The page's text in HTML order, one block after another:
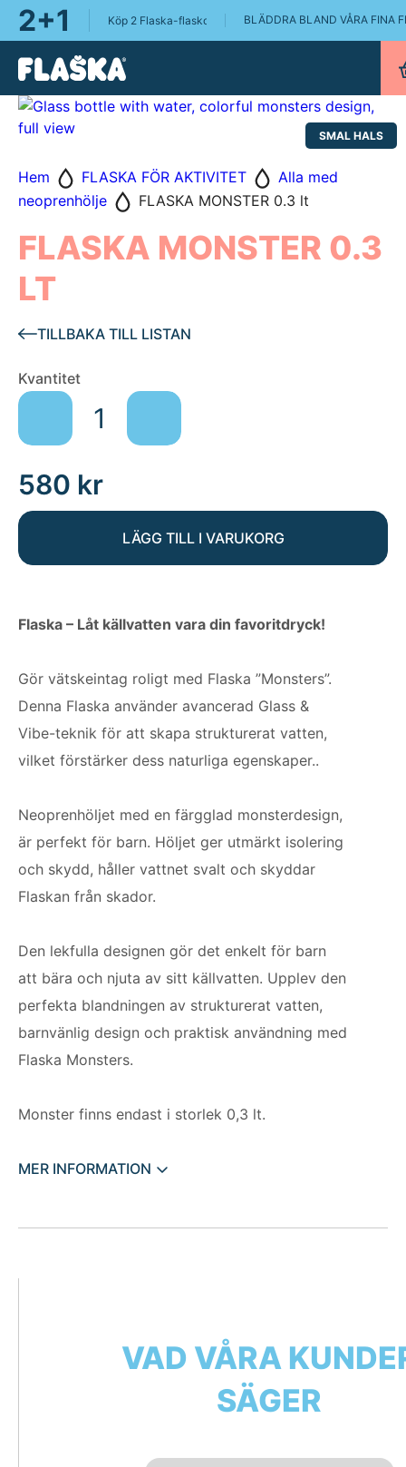
2+1 Köp 2 Flaska-flaskor, få en Flaska Pure 0.75L på köpet!
BLÄDDRA BLAND VÅRA FINA
SMAL HALS
Hem FLASKA FÖR AKTIVITET
Alla med
neoprenhölje
FLASKA MONSTER 0.3 lt
FLASKA MONSTER 0.3
LT
TILLBAKA TILL LISTAN
Kvantitet
FLASKA
MONSTER
lt
580 kr
LÄGG TILL I VARUKORG
Flaska – Låt källvatten vara din favoritdryck!
Gör vätskeintag roligt med Flaska ”Monsters”.
Denna Flaska använder avancerad Glass &
Vibe-teknik för att skapa strukturerat vatten,
vilket förstärker dess naturliga egenskaper..
Neoprenhöljet med en färgglad monsterdesign,
är perfekt för barn. Höljet ger utmärkt isolering
och skydd, håller vattnet svalt och skyddar
Flaskan från skador.
Den lekfulla designen gör det enkelt för barn
att bära och njuta av sitt källvatten. Upplev den
perfekta blandningen av strukturerat vatten,
barnvänlig design och praktisk användning med
Flaska Monsters.
Monster finns endast i storlek 0,3 lt.
MER INFORMATION
VAD VÅRA
SÄGER